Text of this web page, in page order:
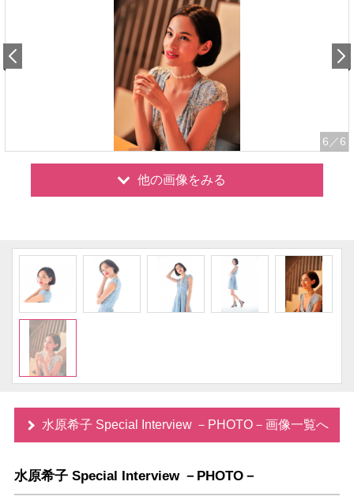
6 ／6
他の画像をみる
水原希子 Special Interview －PHOTO－画像一覧へ
水原希子 Special Interview －PHOTO－